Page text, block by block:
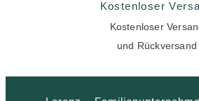
Kostenloser
Kostenloser
und Rückversand